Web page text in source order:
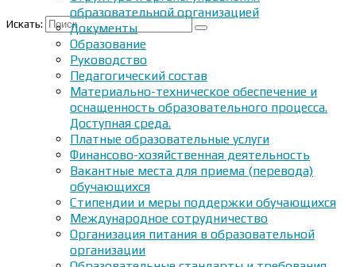
Искать:
образовательной организацией
Документы
Образование
Руководство
Педагогический состав
Материально-техническое обеспечение и
оснащенность образовательного процесса.
Доступная среда.
Платные образовательные услуги
Финансово-хозяйственная деятельность
Вакантные места для приема (перевода)
обучающихся
Стипендии и меры поддержки обучающихся
Международное сотрудничество
Организация питания в образовательной
организации